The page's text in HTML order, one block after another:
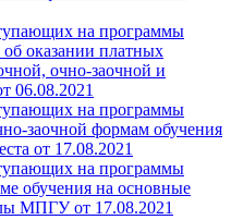
на программы
об оказании платных
очно-заочной и
06.08.2021
на программы
заочной формам обучения
от 17.08.2021
на программы
обучения на основные
МПГУ от 17.08.2021